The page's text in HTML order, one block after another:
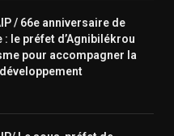
/ 66e anniversaire de
: le préfet d’Agnibilékrou
pour accompagner la